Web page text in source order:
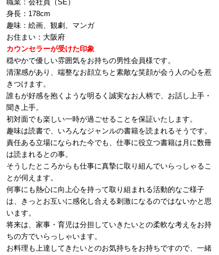
職業：会社員（SE）
身長：178cm
趣味：絵画、観劇、マンガ
お住まい：大阪府
カウンセラーが受けた印象
穏やかで優しい雰囲気をお持ちの男性会員様です。
清潔感があり、端整なお顔立ちと素敵な笑顔が会う人の心を惹
きつけます。
誰もが好感を抱くような明るく誠実なお人柄で、お話し上手・
聞き上手。
初対面でも楽しい一時が過ごせることを保証いたします。
趣味は読書で、いろんなジャンルの書籍を読まれるそうです。
責任ある立場になられた今でも、仕事に役立つ書籍は月に数冊
は読まれるとの事。
そうしたところからも仕事に真摯に取り組んでいらっしゃるこ
とが伺えます。
何事にも熱心に向上心を持って取り組まれる活動的なご様子
は、きっとお互いに感化し合える刺激になるのではないかと思
います。
将来は、家事・育児は分担していきたいとの柔軟な考えをお持
ちの方でいらっしゃいます。
お料理も上達してきたいとのお気持ちをお持ちですので、一緒